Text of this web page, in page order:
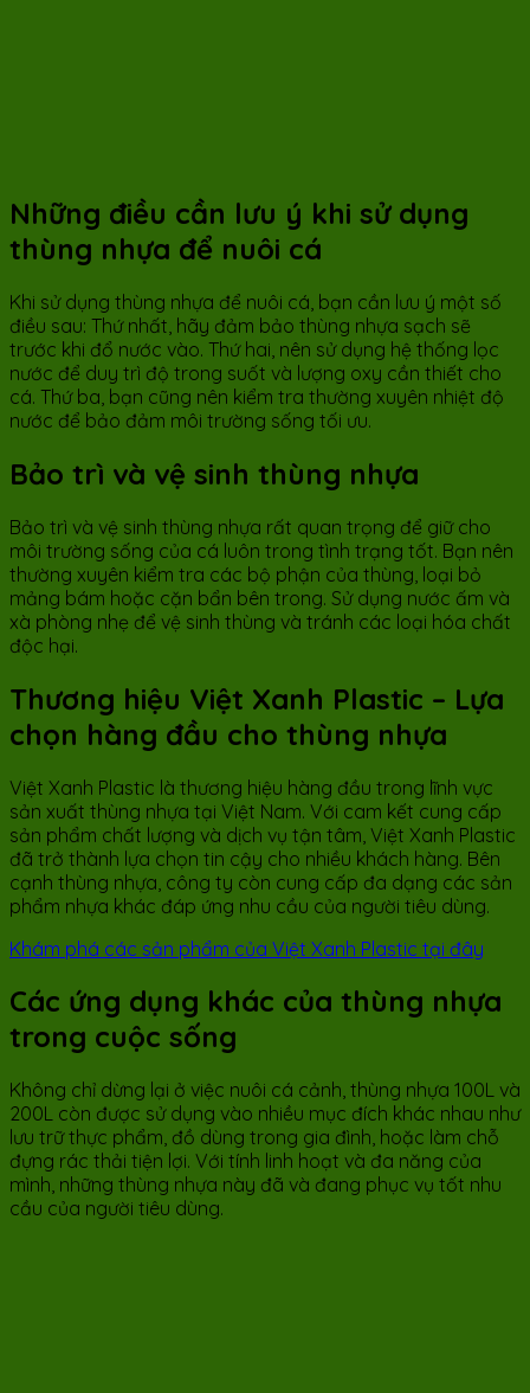
Những điều cần lưu ý khi sử dụng
thùng nhựa để nuôi cá
Khi sử dụng thùng nhựa để nuôi cá, bạn cần lưu ý một số
điều sau: Thứ nhất, hãy đảm bảo thùng nhựa sạch sẽ
trước khi đổ nước vào. Thứ hai, nên sử dụng hệ thống lọc
nước để duy trì độ trong suốt và lượng oxy cần thiết cho
cá. Thứ ba, bạn cũng nên kiểm tra thường xuyên nhiệt độ
nước để bảo đảm môi trường sống tối ưu.
Bảo trì và vệ sinh thùng nhựa
Bảo trì và vệ sinh thùng nhựa rất quan trọng để giữ cho
môi trường sống của cá luôn trong tình trạng tốt. Bạn nên
thường xuyên kiểm tra các bộ phận của thùng, loại bỏ
mảng bám hoặc cặn bẩn bên trong. Sử dụng nước ấm và
xà phòng nhẹ để vệ sinh thùng và tránh các loại hóa chất
độc hại.
Thương hiệu Việt Xanh Plastic – Lựa
chọn hàng đầu cho thùng nhựa
Việt Xanh Plastic là thương hiệu hàng đầu trong lĩnh vực
sản xuất thùng nhựa tại Việt Nam. Với cam kết cung cấp
sản phẩm chất lượng và dịch vụ tận tâm, Việt Xanh Plastic
đã trở thành lựa chọn tin cậy cho nhiều khách hàng. Bên
cạnh thùng nhựa, công ty còn cung cấp đa dạng các sản
phẩm nhựa khác đáp ứng nhu cầu của người tiêu dùng.
Khám phá các sản phẩm của Việt Xanh Plastic tại đây
Các ứng dụng khác của thùng nhựa
trong cuộc sống
Không chỉ dừng lại ở việc nuôi cá cảnh, thùng nhựa 100L và
200L còn được sử dụng vào nhiều mục đích khác nhau như
lưu trữ thực phẩm, đồ dùng trong gia đình, hoặc làm chỗ
đựng rác thải tiện lợi. Với tính linh hoạt và đa năng của
mình, những thùng nhựa này đã và đang phục vụ tốt nhu
cầu của người tiêu dùng.